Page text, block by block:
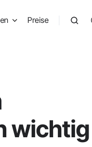
Preise
wichtig